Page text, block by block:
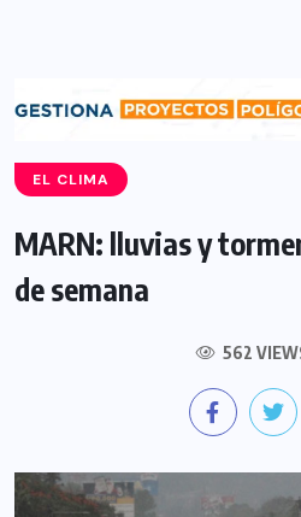
EL CLIMA
MARN: lluvias y
de semana
562